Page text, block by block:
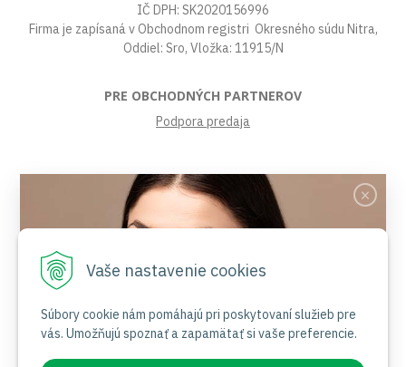
Vaše nastavenie cookies
Súbory cookie nám pomáhajú pri poskytovaní služieb pre
vás. Umožňujú spoznať a zapamätať si vaše preferencie.
IČ DPH: SK2020156996
Firma je zapísaná v Obchodnom registri Okresného súdu Nitra,
Oddiel: Sro, Vložka: 11915/N
PRE OBCHODNÝCH PARTNEROV
Podpora predaja
VŠETKO O NÁKUPE
Obchodné podmienky
Platby a poštovné
Ochrana osobných údajov
Certifikáty
NAŠE SOCIÁLNE SIETE
Jemnosť nesie jas